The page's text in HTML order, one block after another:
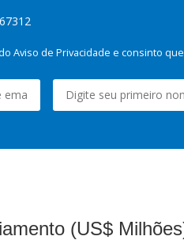
Aviso de Privacidade e consinto
(US$